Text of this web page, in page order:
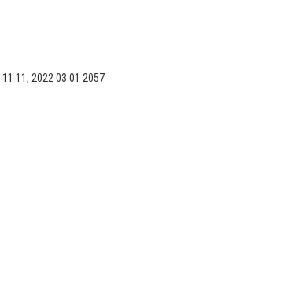
11 11, 2022 03:01 2057